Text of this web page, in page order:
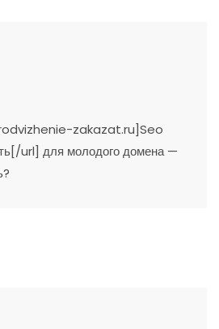
zakazat.ru]Seo
url] для молодого домена —